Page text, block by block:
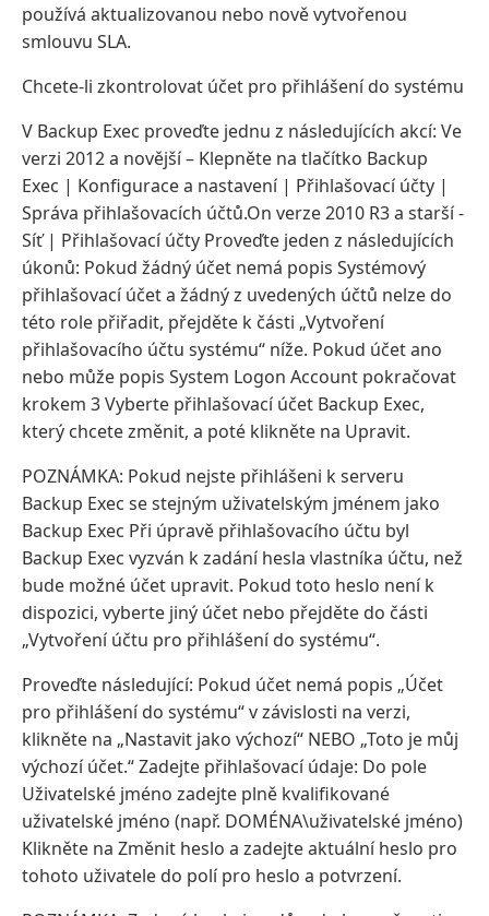
používá aktualizovanou nebo nově vytvořenou
smlouvu SLA.
Chcete-li zkontrolovat účet pro přihlášení do systému
V Backup Exec proveďte jednu z následujících akcí: Ve
verzi 2012 a novější – Klepněte na tlačítko Backup
Exec | Konfigurace a nastavení | Přihlašovací účty |
Správa přihlašovacích účtů.On verze 2010 R3 a starší -
Síť | Přihlašovací účty Proveďte jeden z následujících
úkonů: Pokud žádný účet nemá popis Systémový
přihlašovací účet a žádný z uvedených účtů nelze do
této role přiřadit, přejděte k části „Vytvoření
přihlašovacího účtu systému“ níže. Pokud účet ano
nebo může popis System Logon Account pokračovat
krokem 3 Vyberte přihlašovací účet Backup Exec,
který chcete změnit, a poté klikněte na Upravit.
POZNÁMKA: Pokud nejste přihlášeni k serveru
Backup Exec se stejným uživatelským jménem jako
Backup Exec Při úpravě přihlašovacího účtu byl
Backup Exec vyzván k zadání hesla vlastníka účtu, než
bude možné účet upravit. Pokud toto heslo není k
dispozici, vyberte jiný účet nebo přejděte do části
„Vytvoření účtu pro přihlášení do systému“.
Proveďte následující: Pokud účet nemá popis „Účet
pro přihlášení do systému“ v závislosti na verzi,
klikněte na „Nastavit jako výchozí“ NEBO „Toto je můj
výchozí účet.“ Zadejte přihlašovací údaje: Do pole
Uživatelské jméno zadejte plně kvalifikované
uživatelské jméno (např. DOMÉNA\uživatelské jméno)
Klikněte na Změnit heslo a zadejte aktuální heslo pro
tohoto uživatele do polí pro heslo a potvrzení.